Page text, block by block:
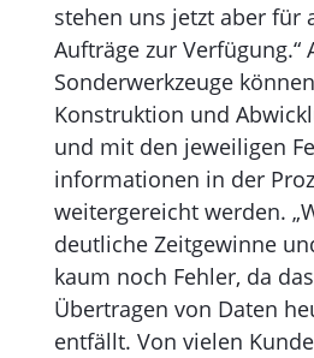
stehen uns jetzt aber für
Aufträge zur Verfügung.“
Sonderwerkzeuge
Konstruktion und
und mit den jeweiligen
informationen in der
weitergereicht werden.
deutliche Zeitgewinne
kaum noch Fehler, da
Übertragen von Daten
entfällt. Von vielen